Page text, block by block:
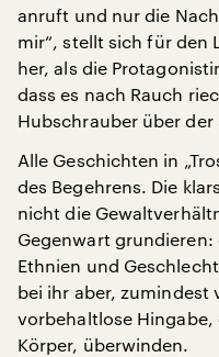
anruft und nur die
mir“, stellt sich für den
her, als die
dass es nach Rauch
Hubschrauber über der
Alle Geschichten in
des Begehrens. Die
nicht die
Gegenwart
Ethnien und
bei ihr aber, zumindest
vorbehaltlose Hingabe,
Körper, überwinden.